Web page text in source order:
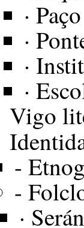
·
·
·
·
Vigo
-
-
·